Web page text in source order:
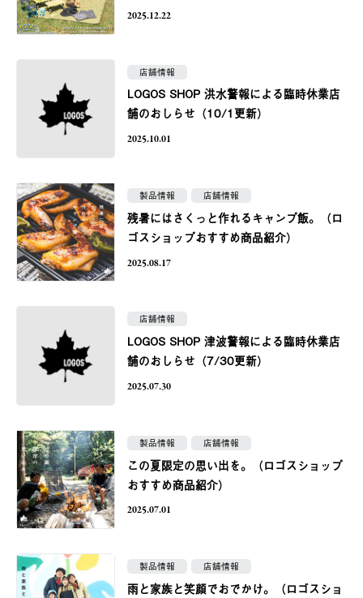
2025.12.22
店舗情報
LOGOS SHOP 洪水警報による臨時休業店
舗のおしらせ（10/1更新）
2025.10.01
製品情報 店舗情報
残暑にはさくっと作れるキャンプ飯。（ロ
ゴスショップおすすめ商品紹介）
2025.08.17
店舗情報
LOGOS SHOP 津波警報による臨時休業店
舗のおしらせ（7/30更新）
2025.07.30
製品情報 店舗情報
この夏限定の思い出を。（ロゴスショップ
おすすめ商品紹介）
2025.07.01
製品情報 店舗情報
雨と家族と笑顔でおでかけ。（ロゴスショ